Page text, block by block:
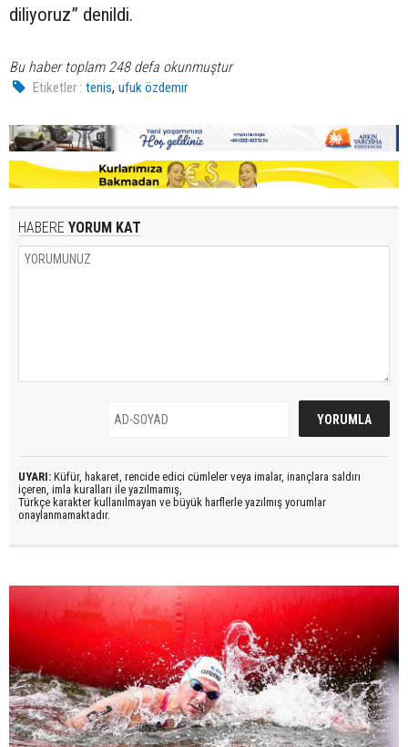
diliyoruz” denildi.
Bu haber toplam 248 defa okunmuştur
Etiketler : tenis,ufuk özdemir
HABERE YORUM KAT
UYARI: Küfür, hakaret, rencide edici cümleler veya imalar, inançlara saldırı
içeren, imla kuralları ile yazılmamış,
Türkçe karakter kullanılmayan ve büyük harflerle yazılmış yorumlar
onaylanmamaktadır.